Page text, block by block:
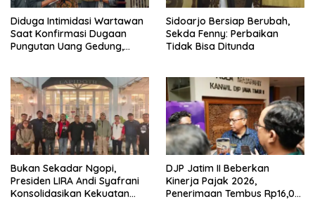
Diduga Intimidasi Wartawan
Saat Konfirmasi Dugaan
Pungutan Uang Gedung,
Buka suara
Sidoarjo Bersiap Berubah,
Sekda Fenny: Perbaikan
Tidak Bisa Ditunda
Bukan Sekadar Ngopi,
Presiden LIRA Andi Syafrani
Konsolidasikan Kekuatan
DJP Jatim II Beberkan
Kinerja Pajak 2026,
Penerimaan Tembus Rp16,08